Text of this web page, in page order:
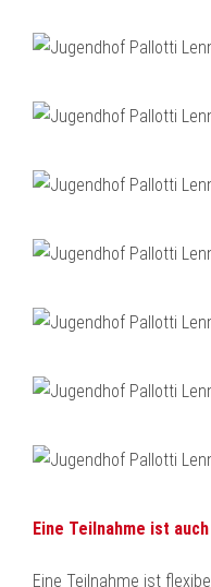
Eine Teilnahme ist
Eine Teilnahme ist